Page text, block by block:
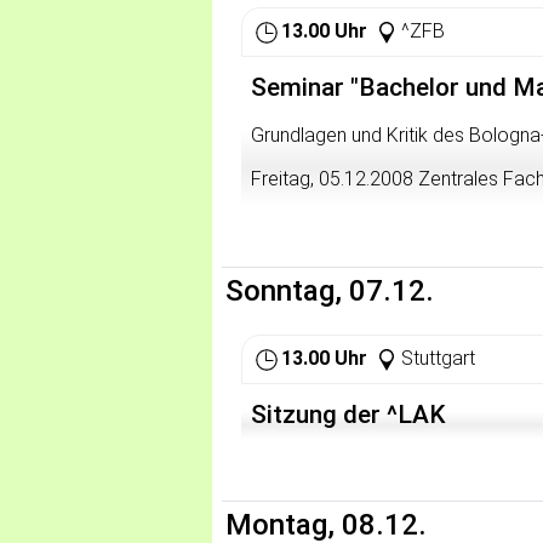
13.00 Uhr ^ZFB
Seminar "Bachelor und
Grundlagen und Kritik des
Freitag, 05.12.2008 Zentrales
14 -- 15 Uhr Diskussion: Ist der
Grundsatzentscheidungen als
des Hochschulstudiums? Welche
Danach gemeinsames
Sonntag, 07.12.
13.00 Uhr Stuttgart
Sitzung der ^LAK
Montag, 08.12.